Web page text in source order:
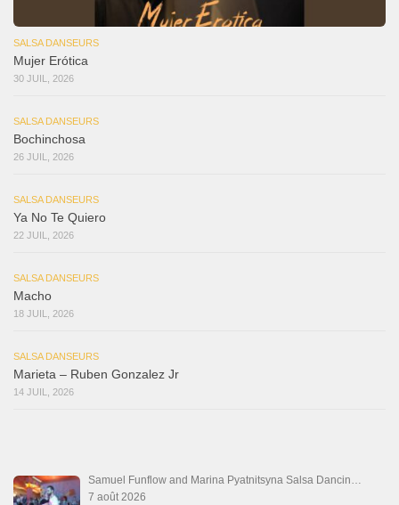
SALSA DANSEURS
Mujer Erótica
30 JUIL, 2026
SALSA DANSEURS
Bochinchosa
26 JUIL, 2026
SALSA DANSEURS
Ya No Te Quiero
22 JUIL, 2026
SALSA DANSEURS
Macho
18 JUIL, 2026
SALSA DANSEURS
Marieta – Ruben Gonzalez Jr
14 JUIL, 2026
Samuel Funflow and Marina Pyatnitsyna Salsa Dancin…
7 août 2026